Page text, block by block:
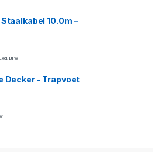
10.0m –
BTW
Decker - Trapvoet